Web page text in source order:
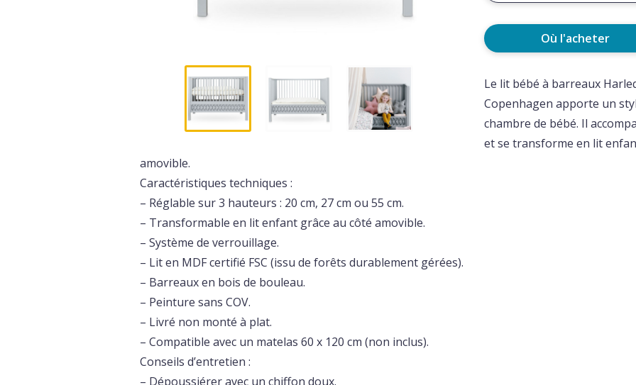
Où l'acheter
Le lit bébé à barreaux
Copenhagen apporte un
chambre de bébé. Il
et se transforme en lit
amovible.
Caractéristiques techniques :
– Réglable sur 3 hauteurs : 20 cm, 27 cm ou 55 cm.
– Transformable en lit enfant grâce au côté amovible.
– Système de verrouillage.
– Lit en MDF certifié FSC (issu de forêts durablement gérées).
– Barreaux en bois de bouleau.
– Peinture sans COV.
– Livré non monté à plat.
– Compatible avec un matelas 60 x 120 cm (non inclus).
Conseils d’entretien :
– Dépoussiérer avec un chiffon doux.